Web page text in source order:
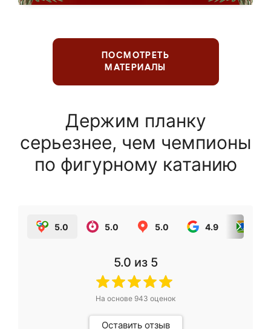
ПОСМОТРЕТЬ
МАТЕРИАЛЫ
Держим планку
серьезнее, чем чемпионы
по фигурному катанию
5.0 5.0 5.0 4.9
5.0 из 5
На основе 943 оценок
Оставить отзыв